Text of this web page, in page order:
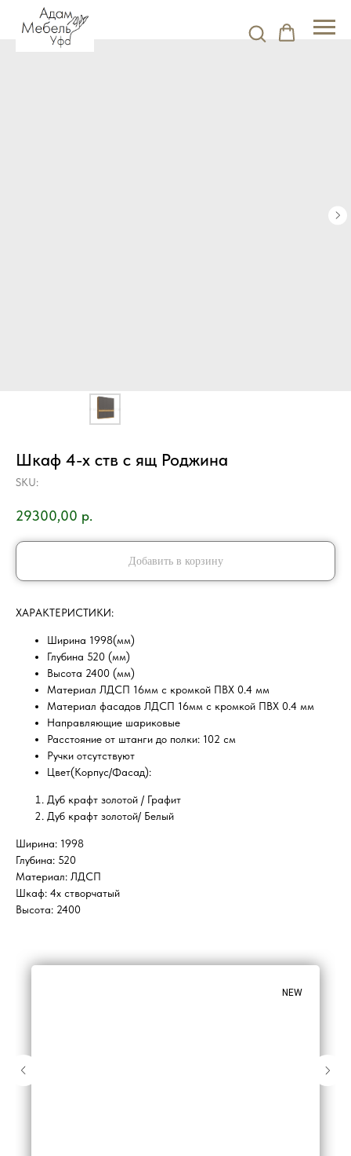
Шкаф 4-х ств с ящ Роджина
SKU:
29300,00 р.
Добавить в корзину
ХAРAKТEPИCТИKИ:
Ширина 1998(мм)
Глубина 520 (мм)
Высота 2400 (мм)
Материал ЛДСП 16мм с кромкой ПВХ 0.4 мм
Материал фасадов ЛДСП 16мм с кромкой ПВХ 0.4 мм
Направляющие шариковые
Расстояние от штанги до полки: 102 см
Ручки отсутствуют
Цвет(Корпус/Фасад):
Дуб крафт золотой / Графит
Дуб крафт золотой/ Белый
Ширина: 1998
Глубина: 520
Материал: ЛДСП
Шкаф: 4х створчатый
Высота: 2400
NEW